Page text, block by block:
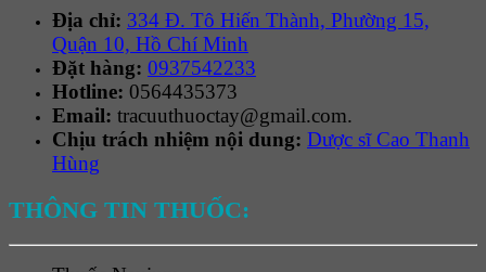
Địa chỉ: 334 Đ. Tô Hiến Thành, Phường 15,
Quận 10, Hồ Chí Minh
Đặt hàng: 0937542233
Hotline: 0564435373
Email: tracuuthuoctay@gmail.com.
Chịu trách nhiệm nội dung: Dược sĩ Cao Thanh
Hùng
THÔNG TIN THUỐC: